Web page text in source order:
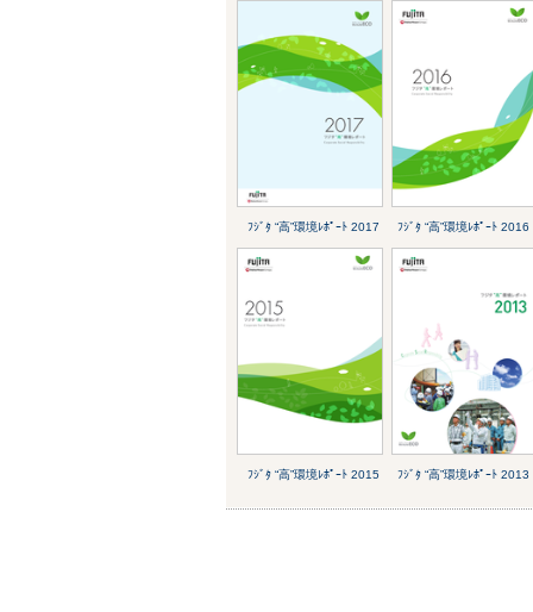
ﾌｼﾞﾀ “高”環境ﾚﾎﾟｰﾄ 2017 ﾌｼﾞﾀ “高”環境ﾚﾎﾟｰﾄ 2016
ﾌｼﾞﾀ “高”環境ﾚﾎﾟｰﾄ 2015 ﾌｼﾞﾀ “高”環境ﾚﾎﾟｰﾄ 2013